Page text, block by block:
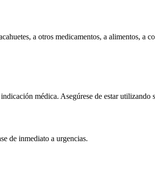
a otros medicamentos, a alimentos, a
médica. Asegúrese de estar utilizando
de inmediato a urgencias.